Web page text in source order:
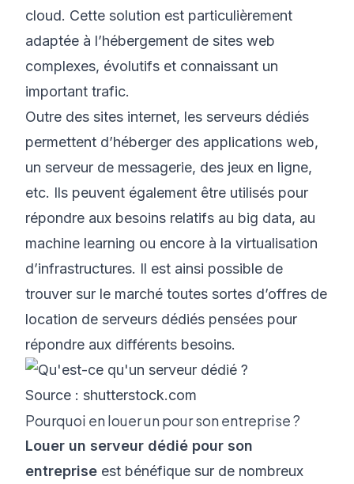
cloud. Cette solution est particulièrement
adaptée à l’hébergement de sites web
complexes, évolutifs et connaissant un
important trafic.
Outre des sites internet, les serveurs dédiés
permettent d’héberger des applications web,
un serveur de messagerie, des jeux en ligne,
etc. Ils peuvent également être utilisés pour
répondre aux besoins relatifs au big data, au
machine learning ou encore à la virtualisation
d’infrastructures. Il est ainsi possible de
trouver sur le marché toutes sortes d’offres de
location de serveurs dédiés pensées pour
répondre aux différents besoins.
Source : shutterstock.com
Pourquoi en louer un pour son entreprise ?
Louer un serveur dédié pour son
entreprise est bénéfique sur de nombreux